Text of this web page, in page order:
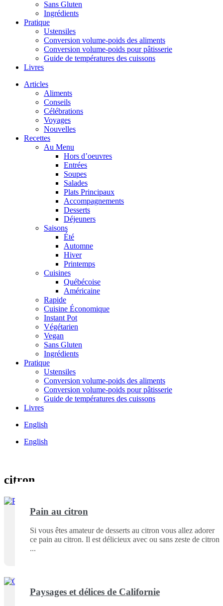
Sans Gluten
Ingrédients
Pratique
Ustensiles
Conversion volume-poids des aliments
Conversion volume-poids pour pâtisserie
Guide de températures des cuissons
Livres
Articles
Aliments
Conseils
Célébrations
Voyages
Nouvelles
Recettes
Au Menu
Hors d’oeuvres
Entrées
Soupes
Salades
Plats Principaux
Accompagnements
Desserts
Déjeuners
Saisons
Été
Automne
Hiver
Printemps
Cuisines
Québécoise
Américaine
Rapide
Cuisine Économique
Instant Pot
Végétarien
Vegan
Sans Gluten
Ingrédients
Pratique
Ustensiles
Conversion volume-poids des aliments
Conversion volume-poids pour pâtisserie
Guide de températures des cuissons
Livres
English
English
citron
Pain au citron
Si vous êtes amateur de desserts au citron vous allez adorer
ce pain au citron. Il est délicieux avec ou sans zeste de citron
Paysages et délices de Californie